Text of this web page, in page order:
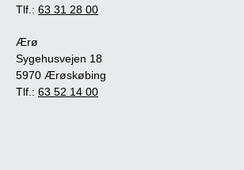
Tlf.: 63 31 28 00
Ærø
Sygehusvejen 18
5970 Ærøskøbing
Tlf.: 63 52 14 00